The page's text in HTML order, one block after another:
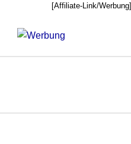
[Affiliate-Link/Werbung]